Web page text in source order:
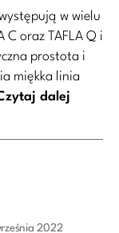
w wielu
C oraz TAFLA Q i
prostota i
miękka linia
dalej
2022